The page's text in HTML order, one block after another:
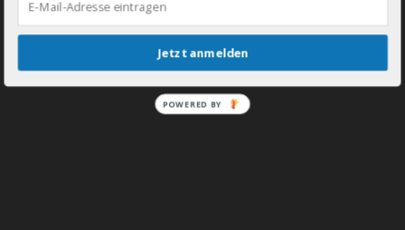
Jetzt anmelden
POWERED BY